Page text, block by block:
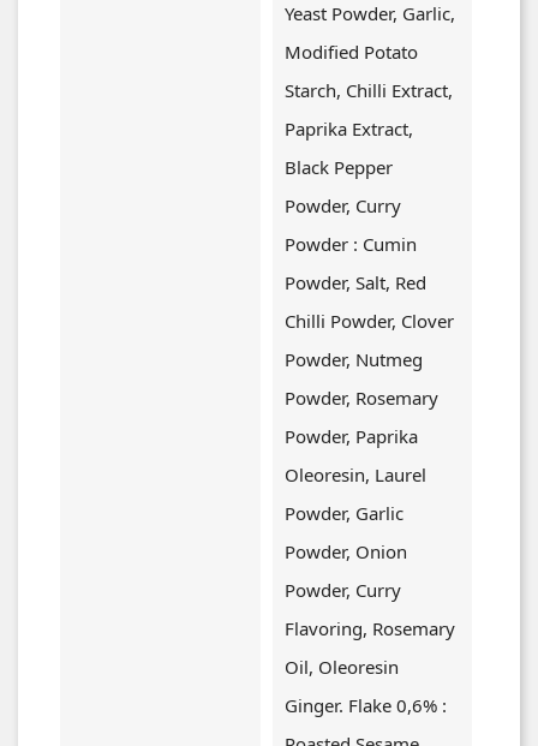
Yeast Powder, Garlic,
Modified Potato
Starch, Chilli Extract,
Paprika Extract,
Black Pepper
Powder, Curry
Powder : Cumin
Powder, Salt, Red
Chilli Powder, Clover
Powder, Nutmeg
Powder, Rosemary
Powder, Paprika
Oleoresin, Laurel
Powder, Garlic
Powder, Onion
Powder, Curry
Flavoring, Rosemary
Oil, Oleoresin
Ginger. Flake 0,6% :